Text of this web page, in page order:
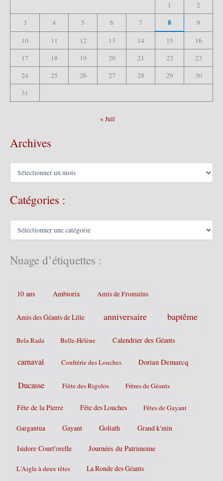
1
2
3
4 5 6 7 8
9
10
11 12 13 14 15
16
17
18 19 20 21 22
23
24
25 26 27 28 29
30
31
« Juil
Archives
h
s
Catégories :
C
g
Nuage d’étiquettes :
10 ans Ambiorix Amis de Fromulus
Amis des Géants de Lille anniversaire baptême
Bela Rada Belle-Hélène Calendrier des Géants
carnaval Confrérie des Louches Dorian Demarcq
Ducasse Fiète des Rigolos Frères de Géants
Fête de la Pierre Fête des Louches Fêtes de Gayant
Gargantua Gayant Goliath Grand k'min
Isidore Court'orelle Journées du Patrimoine
L'Aigle à deux têtes La Ronde des Géants